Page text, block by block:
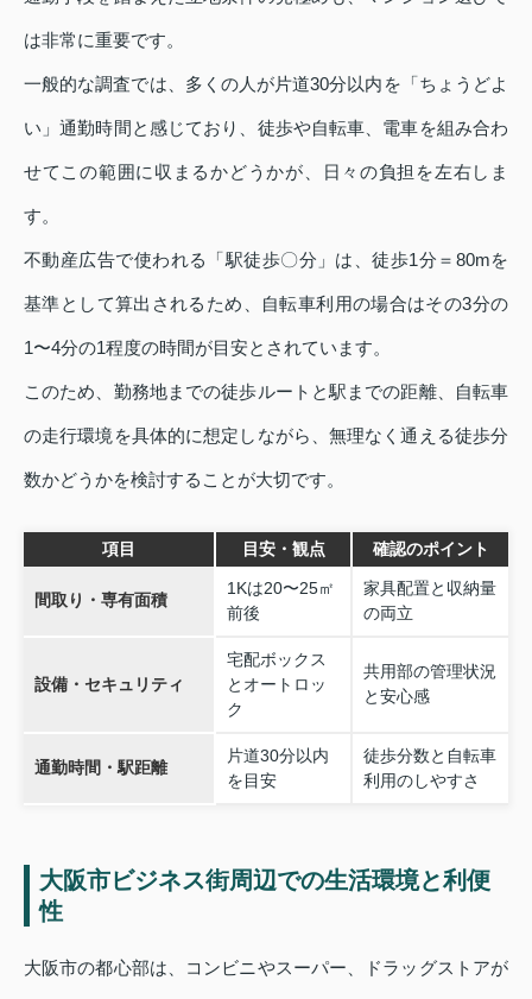
は非常に重要です。
一般的な調査では、多くの人が片道30分以内を「ちょうどよ
い」通勤時間と感じており、徒歩や自転車、電車を組み合わ
せてこの範囲に収まるかどうかが、日々の負担を左右しま
す。
不動産広告で使われる「駅徒歩〇分」は、徒歩1分＝80mを
基準として算出されるため、自転車利用の場合はその3分の
1〜4分の1程度の時間が目安とされています。
このため、勤務地までの徒歩ルートと駅までの距離、自転車
の走行環境を具体的に想定しながら、無理なく通える徒歩分
数かどうかを検討することが大切です。
項目 目安・観点 確認のポイント
間取り・専有面積
1Kは20〜25㎡
前後
家具配置と収納量
の両立
設備・セキュリティ
宅配ボックス
とオートロッ
ク
共用部の管理状況
と安心感
通勤時間・駅距離
片道30分以内
を目安
徒歩分数と自転車
利用のしやすさ
大阪市ビジネス街周辺での生活環境と利便
性
大阪市の都心部は、コンビニやスーパー、ドラッグストアが